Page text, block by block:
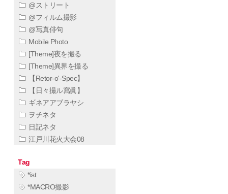
@ストリート
@フィルム撮影
@写真俳句
Mobile Photo
[Theme]夜を撮る
[Theme]異界を撮る
【Retor-o'-Spec】
【日々撮ル寫眞】
ギネアアブラヤシ
ヲチネタ
日記ネタ
江戸川花火大会08
Tag
*ist
*MACRO撮影